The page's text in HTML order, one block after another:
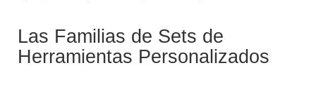
Las Familias de Sets de
Herramientas Personalizados